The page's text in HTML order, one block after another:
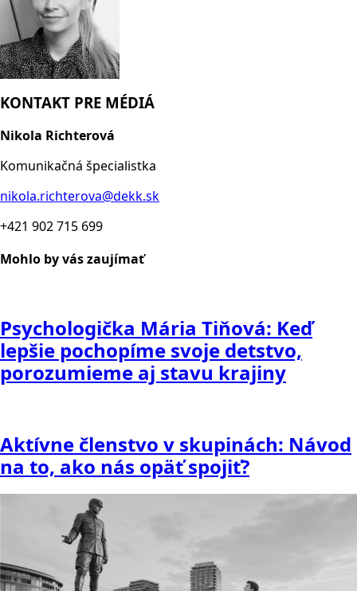
KONTAKT PRE MÉDIÁ
Nikola Richterová
Komunikačná špecialistka
nikola.richterova@dekk.sk
+421 902 715 699
Mohlo by vás zaujímať
Psychologička Mária Tiňová: Keď
lepšie pochopíme svoje detstvo,
porozumieme aj stavu krajiny
Aktívne členstvo v skupinách: Návod
na to, ako nás opäť spojiť?